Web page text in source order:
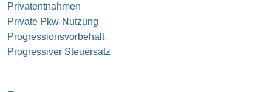
Privatentnahmen
Private Pkw-Nutzung
Progressionsvorbehalt
Progressiver Steuersatz